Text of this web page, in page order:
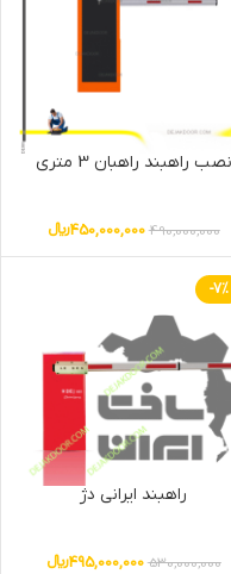
نصب راهبند راهبان 3 متری
490,000,000
450,000,000﷼
-7%
راهبند ایرانی دژ
530,000,000
495,000,000﷼